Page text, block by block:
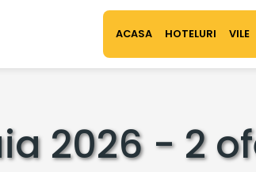
ACASA HOTELURI VILE
2026 - 2